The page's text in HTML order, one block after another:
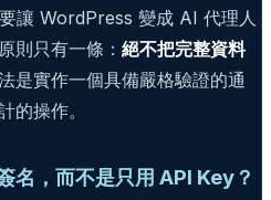
讓 WordPress 變成 AI 代理人
則只有一條： 絕不把完整資料
是實作一個具備嚴格驗證的通
的操作。
名，而不是只用 API Key？